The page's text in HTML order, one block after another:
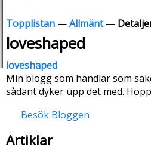
Topplistan —Allmänt—
loveshaped
loveshaped
Min blogg som handlar som
sådant dyker upp det med.
Besök Bloggen
Artiklar